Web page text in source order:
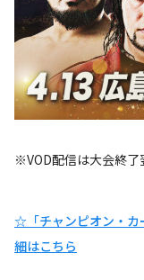
※VOD配信は大会終了
☆「チャンピオン・カ
細はこちら